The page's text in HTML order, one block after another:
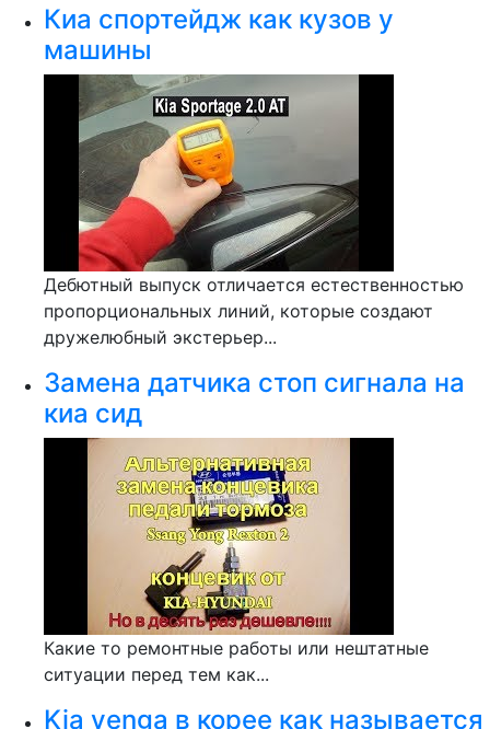
Киа спортейдж как кузов у
машины
Дебютный выпуск отличается естественностью
пропорциональных линий, которые создают
дружелюбный экстерьер...
Замена датчика стоп сигнала на
киа сид
Какие то ремонтные работы или нештатные
ситуации перед тем как...
Kia venga в корее как называется